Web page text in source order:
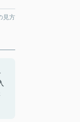
見方